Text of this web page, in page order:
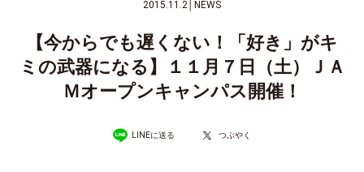
2015.11.2 NEWS
【今からでも遅くない！「好き」がキ
ミの武器になる】１１月７日（土）ＪＡ
Ｍオープンキャンパス開催！
LINEに送る つぶやく